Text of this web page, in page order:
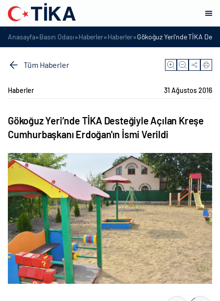
Anasayfa»Basın Odası»Haberler»Haberler»Gökoğuz Yeri’nde TİKA
Tüm Haberler
Haberler 31 Ağustos 2016
Gökoğuz Yeri’nde TİKA Desteğiyle Açılan Kreşe
Cumhurbaşkanı Erdoğan'ın İsmi Verildi